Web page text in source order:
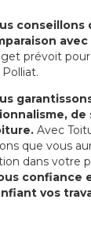
conseillons
prévoit
Avec
que vous
dans votre
confiance
vos